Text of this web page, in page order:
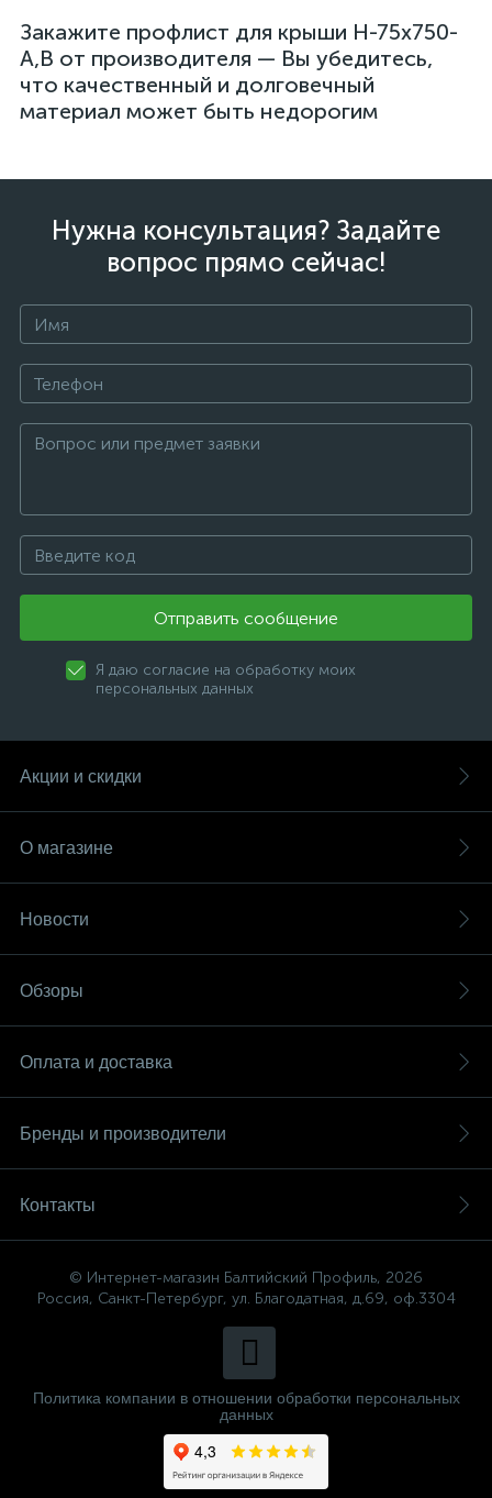
Закажите профлист для крыши Н-75х750-
А,В от производителя — Вы убедитесь,
что качественный и долговечный
материал может быть недорогим
Нужна консультация? Задайте
вопрос прямо сейчас!
Отправить сообщение
Я даю согласие на обработку моих
персональных данных
Акции и скидки
О магазине
Новости
Обзоры
Оплата и доставка
Бренды и производители
Контакты
© Интернет-магазин Балтийский Профиль, 2026
Россия, Санкт-Петербург, ул. Благодатная, д.69, оф.3304
Политика компании в отношении обработки персональных
данных